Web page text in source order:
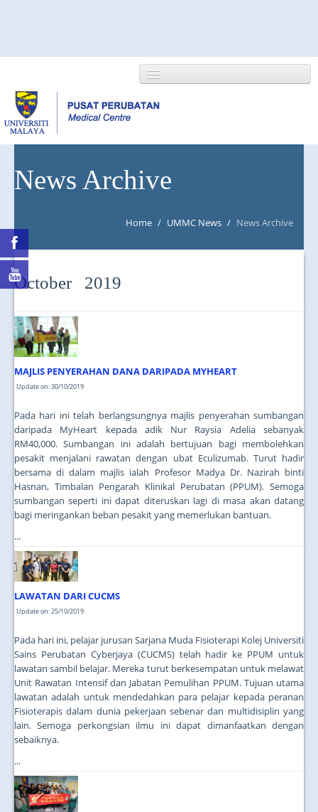
NEWS/EVENTS
News Archive
Home / UMMC News / News Archive
October 2019
MAJLIS PENYERAHAN DANA DARIPADA MYHEART
Update on: 30/10/2019
Pada hari ini telah berlangsungnya majlis penyerahan sumbangan
daripada MyHeart kepada adik Nur Raysia Adelia sebanyak
RM40,000. Sumbangan ini adalah bertujuan bagi membolehkan
pesakit menjalani rawatan dengan ubat Eculizumab. Turut hadir
bersama di dalam majlis ialah Profesor Madya Dr. Nazirah binti
Hasnan, Timbalan Pengarah Klinikal Perubatan (PPUM). Semoga
sumbangan seperti ini dapat diteruskan lagi di masa akan datang
bagi meringankan beban pesakit yang memerlukan bantuan.
...
LAWATAN DARI CUCMS
Update on: 25/10/2019
Pada hari ini, pelajar jurusan Sarjana Muda Fisioterapi Kolej Universiti
Sains Perubatan Cyberjaya (CUCMS) telah hadir ke PPUM untuk
lawatan sambil belajar. Mereka turut berkesempatan untuk melawat
Unit Rawatan Intensif dan Jabatan Pemulihan PPUM. Tujuan utama
lawatan adalah untuk mendedahkan para pelajar kepada peranan
Fisioterapis dalam dunia pekerjaan sebenar dan multidisiplin yang
lain. Semoga perkongsian ilmu ini dapat dimanfaatkan dengan
sebaiknya.
...